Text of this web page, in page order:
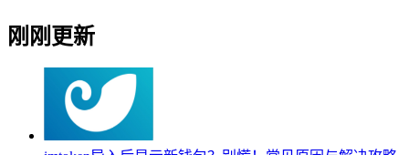
刚刚更新